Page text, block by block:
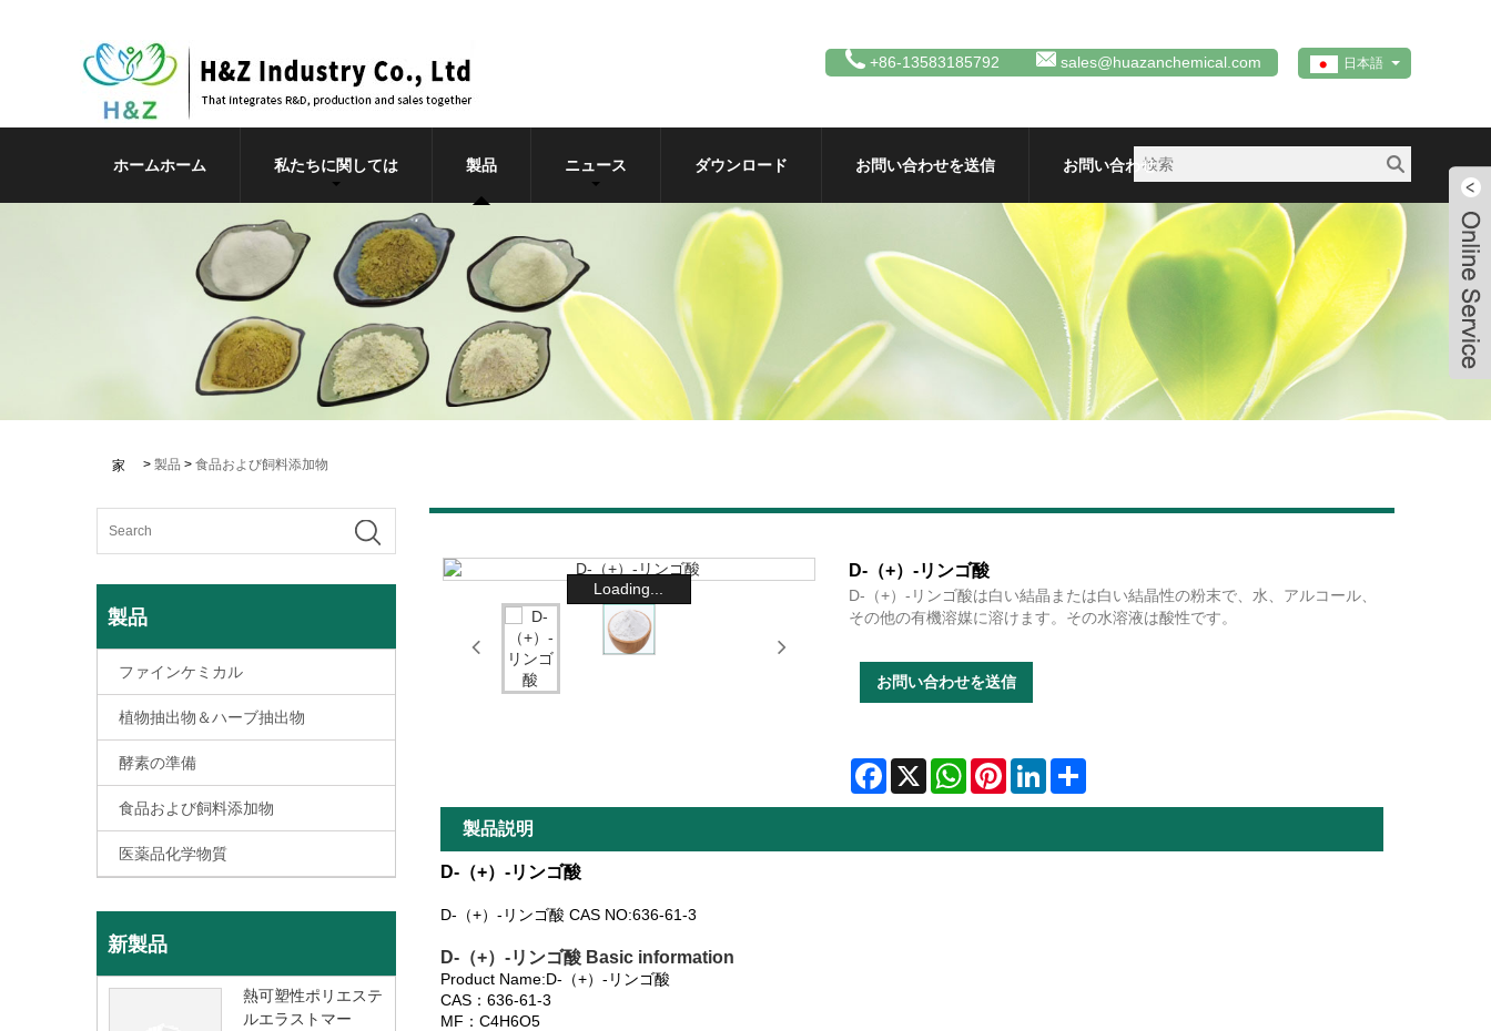
日本語
+86-13583185792 sales@huazanchemical.com
ホームホーム 私たちに関しては 製品 ニュース ダウンロード お問い合わせを送信 お問い合わせ
家 > 製品 > 食品および飼料添加物
製品
ファインケミカル
植物抽出物＆ハーブ抽出物
酵素の準備
食品および飼料添加物
医薬品化学物質
新製品
熱可塑性ポリエステ
ルエラストマー
Loading...
D-（+）-リンゴ酸
D-（+）-リンゴ酸は白い結晶または白い結晶性の粉末で、水、アルコール、
その他の有機溶媒に溶けます。その水溶液は酸性です。
お問い合わせを送信
Facebook
X WhatsAppPinterestLinkedInShare
製品説明
D-（+）-リンゴ酸
D-（+）-リンゴ酸 CAS NO:636-61-3
D-（+）-リンゴ酸 Basic information
Product Name:D-（+）-リンゴ酸
CAS：636-61-3
MF：C4H6O5